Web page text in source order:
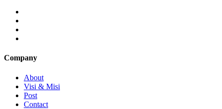
Company
About
Visi & Misi
Post
Contact